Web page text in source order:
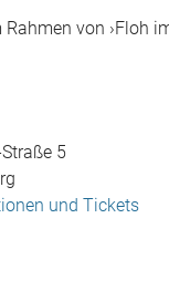
von ›Floh
5
und Tickets